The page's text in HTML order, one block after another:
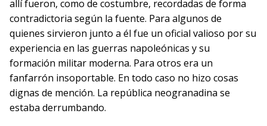
allí fueron, como de costumbre, recordadas de forma
contradictoria según la fuente. Para algunos de
quienes sirvieron junto a él fue un oficial valioso por su
experiencia en las guerras napoleónicas y su
formación militar moderna. Para otros era un
fanfarrón insoportable. En todo caso no hizo cosas
dignas de mención. La república neogranadina se
estaba derrumbando.